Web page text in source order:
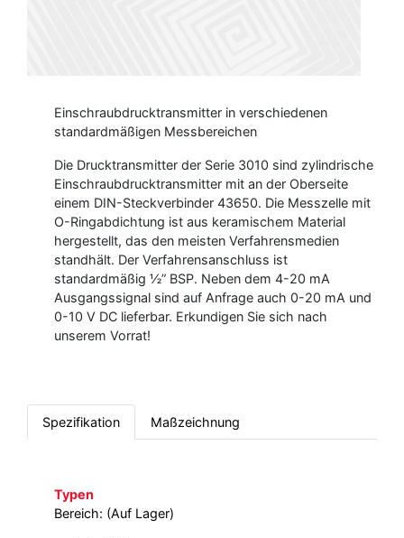
Einschraubdrucktransmitter in verschiedenen
standardmäßigen Messbereichen
Die Drucktransmitter der Serie 3010 sind zylindrische
Einschraubdrucktransmitter mit an der Oberseite
einem DIN-Steckverbinder 43650. Die Messzelle mit
O-Ringabdichtung ist aus keramischem Material
hergestellt, das den meisten Verfahrensmedien
standhält. Der Verfahrensanschluss ist
standardmäßig ½” BSP. Neben dem 4-20 mA
Ausgangssignal sind auf Anfrage auch 0-20 mA und
0-10 V DC lieferbar. Erkundigen Sie sich nach
unserem Vorrat!
Spezifikation Maßzeichnung
Typen
Bereich: (Auf Lager)